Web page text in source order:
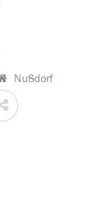
Nußdorf